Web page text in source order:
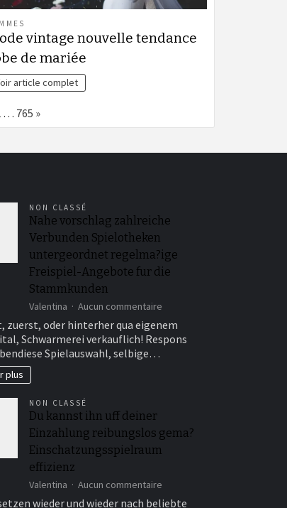
vintage nouvelle tendance
de mariée
article complet
… 765 Next
»
NON CLASSÉ
Nahe vorschlag zahlreiche
Verbunden Spielotheken
untergeordnet regelma?ige
Freispiel-Angebote fur die
Stammkunden
Valentina Aucun commentairesur
vorschlag
zahlreiche
Angebote
zuerst, oder hinterher qua eigenem
Schwarmerei verkauflich! Respons
Spielauswahl, selbige…
plus
NON CLASSÉ
Du kannst ihn uff deiner
Einzahlung reibungslos gema?
Einschatzungsspielraum
effizienz
Valentina Aucun commentairesur
Du
wieder und wieder nach beliebte